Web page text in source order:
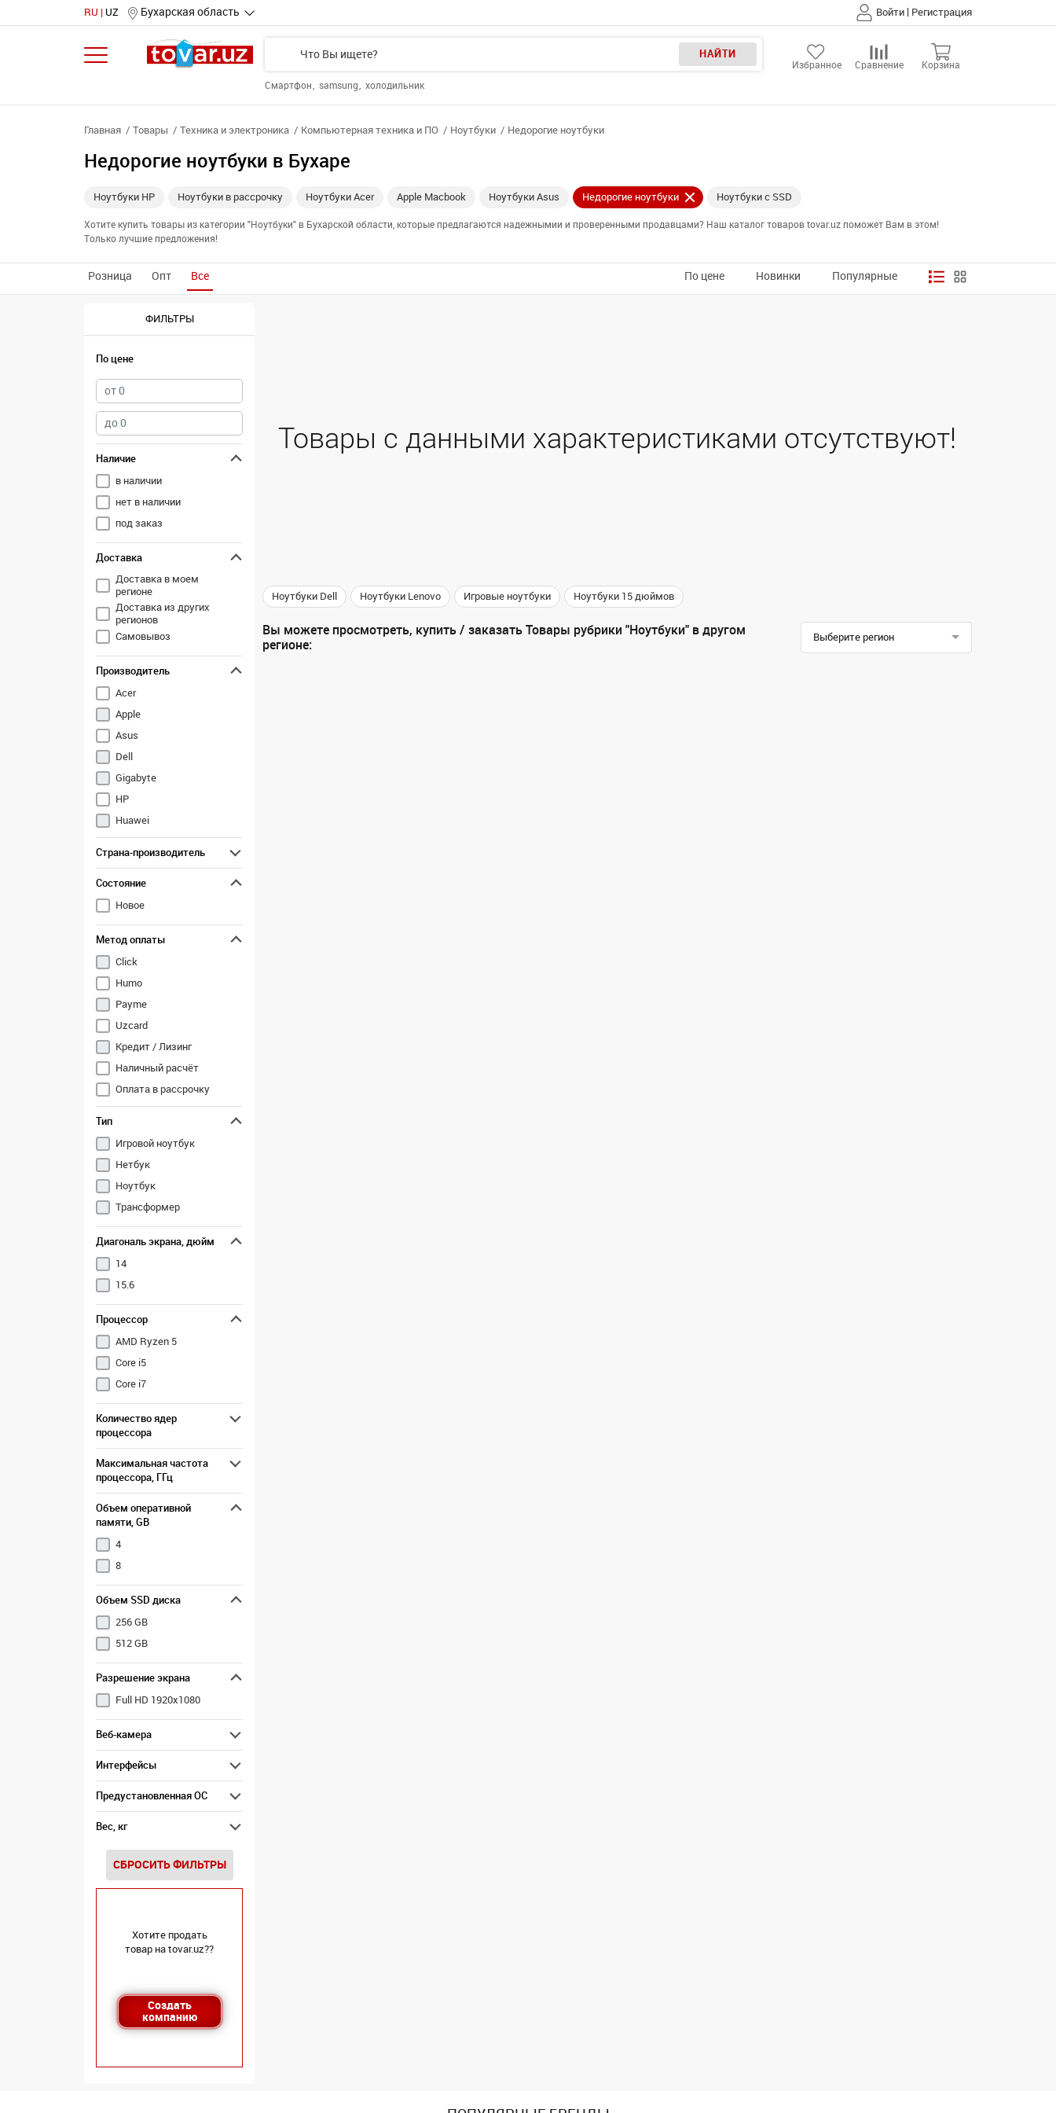
RU UZ Бухарская область Войти | Регистрация
НАЙТИ
Смартфон samsung холодильник
Избранное Сравнение Корзина
Главная Товары Техника и электроника Компьютерная техника и ПО Ноутбуки Недорогие ноутбуки
Недорогие ноутбуки в Бухаре
Ноутбуки HP Ноутбуки в рассрочку Ноутбуки Acer Apple Macbook Ноутбуки Asus Недорогие ноутбуки Ноутбуки с SSD
Хотите купить товары из категории "Ноутбуки" в Бухарской области, которые предлагаются надежнымии и проверенными продавцами? Наш каталог товаров tovar.uz поможет Вам в этом!
Только лучшие предложения!
Розница Опт Все По цене Новинки Популярные
ФИЛЬТРЫ
По цене
Наличие
в наличии
нет в наличии
под заказ
Доставка
Доставка в моем
регионе
Доставка из других
регионов
Самовывоз
Производитель
Acer
Apple
Asus
Dell
Gigabyte
HP
Huawei
Lenovo
MSI
Страна-производитель
Состояние
Новое
Метод оплаты
Click
Humo
Payme
Uzcard
Кредит / Лизинг
Наличный расчёт
Оплата в рассрочку
Перечисление
Тип
Игровой ноутбук
Нетбук
Ноутбук
Трансформер
Диагональ экрана, дюйм
14
15.6
Процессор
AMD Ryzen 5
Core i5
Core i7
Количество ядер
процессора
Максимальная частота
процессора, ГГц
Объем оперативной
памяти, GB
4
8
Объем SSD диска
256 GB
512 GB
Разрешение экрана
Full HD 1920x1080
Веб-камера
Интерфейсы
Предустановленная ОС
Вес, кг
СБРОСИТЬ ФИЛЬТРЫ
Хотите продать
товар на tovar.uz??
Создать
компанию
Товары с данными характеристиками отсутствуют!
Ноутбуки Dell Ноутбуки Lenovo Игровые ноутбуки Ноутбуки 15 дюймов
Вы можете просмотреть, купить / заказать Товары рубрики "Ноутбуки" в другом
регионе:
Выберите регион